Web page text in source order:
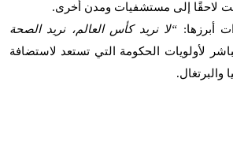
لاحقًا إلى مستشفيات ومدن أخرى.
أبرزها:
“لا نريد كأس العالم، نريد الصحة
لأولويات الحكومة التي تستعد لاستضافة
والبرتغال.